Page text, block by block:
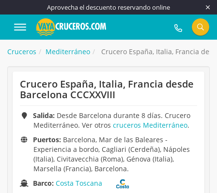
Aprovecha el descuento reservando online
917 815 555
Cruceros Mediterráneo Crucero España, Italia, Francia
Crucero España, Italia, Francia desde
Barcelona CCCXXVIII
Salida: Desde Barcelona durante 8 días. Crucero
Mediterráneo. Ver otros cruceros Mediterráneo.
Puertos: Barcelona, Mar de las Baleares -
Experiencia a bordo, Cagliari (Cerdeña), Nápoles
(Italia), Civitavecchia (Roma), Génova (Italia),
Marsella (Francia), Barcelona.
Barco:Costa Toscana